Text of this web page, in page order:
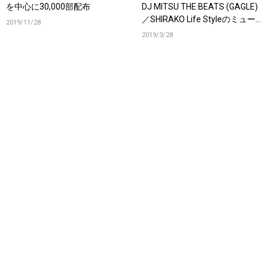
を中心に30,000部配布
2019/11/28
DJ MITSU THE BEATS (GAGLE)
／SHIRAKO Life Styleのミュー
ジックビデオ。
2019/3/28